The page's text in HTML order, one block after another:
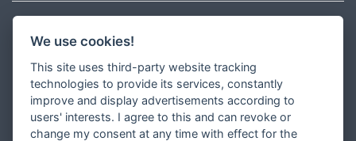
Versandinformationen
Partner werden
Designer werden
We use cookies!
This site uses third-party website tracking
technologies to provide its services, constantly
improve and display advertisements according to
users' interests. I agree to this and can revoke or
change my consent at any time with effect for the